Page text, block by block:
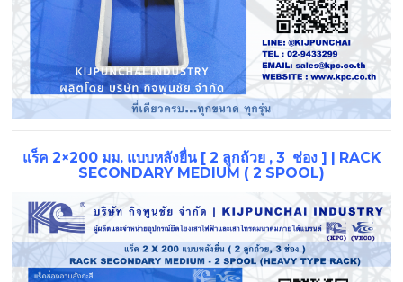
แร็ค 2×200 มม. แบบหลังยื่น [ 2 ลูกถ้วย , 3 ช่อง ] | RACK
SECONDARY MEDIUM ( 2 SPOOL)